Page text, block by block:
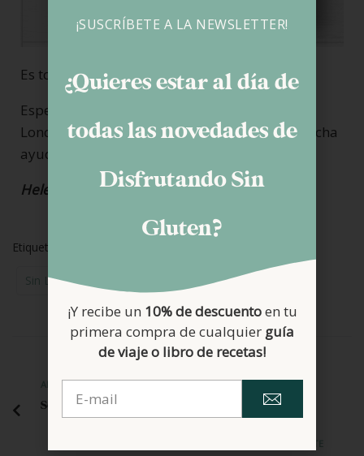
Es todo por hoy.
Espero que si estas preparando un viaje a
Londres, toda esta información te sirva de mucha
ayuda.
Helena
Etiquetas:
Sin Lactosa Viajes
ANTERIOR
Solomillo con piña
¡SUSCRÍBETE A LA NEWSLETTER!
¿Quieres estar al día de
todas las novedades de
Disfrutando Sin
Gluten?
¡Y recibe un 10% de descuentoen tu
primera compra de cualquier guía
de viaje o libro de recetas!